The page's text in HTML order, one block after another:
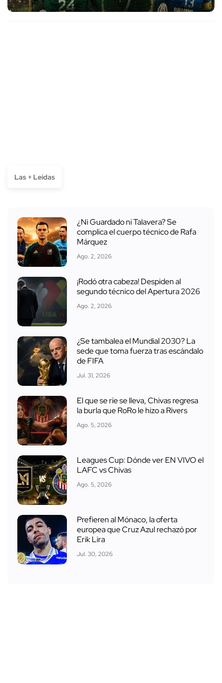
Las + Leídas
¿Ni Guardado ni Talavera? Se
complica el cuerpo técnico de Rafa
Márquez
Ago. 2, 2026
¡Rodó otra cabeza! Despiden al
segundo técnico del Apertura 2026
Ago. 2, 2026
¿Se tambalea el Mundial 2030? La
sede que toma fuerza tras escándalo
de FIFA
Jul. 31, 2026
El que se ríe se lleva, Chivas regresa
la burla que RoRo le hizo a Rivers
Ago. 5, 2026
Leagues Cup: Dónde ver EN VIVO el
LAFC vs Chivas
Ago. 5, 2026
Prefieren al Mónaco, la oferta
europea que Cruz Azul rechazó por
Erik Lira
Jul. 30, 2026